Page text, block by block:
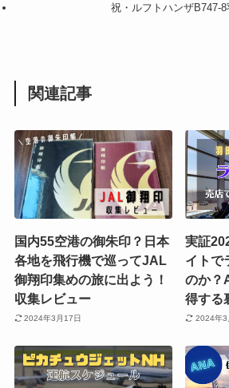
祝・ルフトハンザB747-
関連記事
国内55空港の御朱印？日本
各地を飛行機で巡ってJAL
御翔印集めの旅に出よう！
収集レビュー
2024年3月17日
実証
イトで
のか？
得する
2024年3